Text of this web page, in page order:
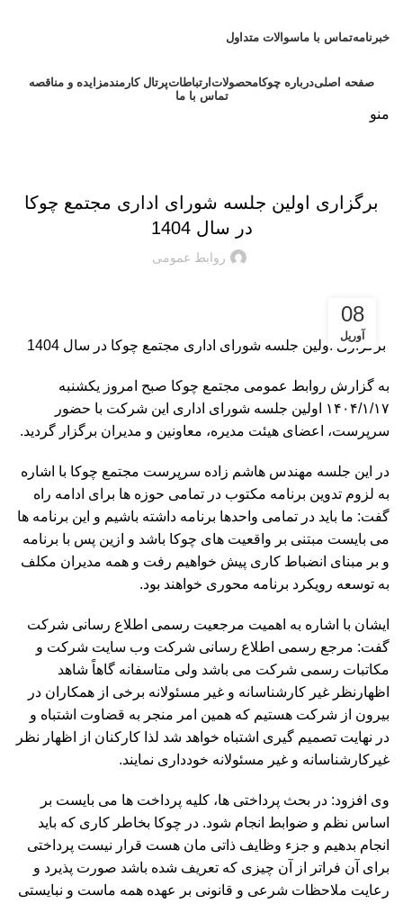
خبرنامهتماس با ماسوالات متداول
صفحه اصلیدرباره چوکامحصولات ارتباطاتپرتال کارمندمزایده و مناقصه
تماس با ما
منو
برگزاری اولین جلسه شورای اداری مجتمع چوکا
در سال 1404
روابط عمومی
08
آوریل
️ برگزاری اولین جلسه شورای اداری مجتمع چوکا در سال 1404
به گزارش روابط عمومی مجتمع چوکا صبح امروز یکشنبه
۱۴۰۴/۱/۱۷ اولین جلسه شورای اداری این شرکت با حضور
سرپرست، اعضای هیئت مدیره، معاونین و مدیران برگزار گردید.
در این جلسه مهندس هاشم زاده سرپرست مجتمع چوکا با اشاره
به لزوم تدوین برنامه مکتوب در تمامی حوزه ها برای ادامه راه
گفت: ما باید در تمامی واحدها برنامه داشته باشیم و این برنامه ها
می بایست مبتنی بر واقعیت های چوکا باشد و ازین پس با برنامه
و بر مبنای انضباط کاری پیش خواهیم رفت و همه مدیران مکلف
به توسعه رویکرد برنامه محوری خواهند بود.
ایشان با اشاره به اهمیت مرجعیت رسمی اطلاع رسانی شرکت
گفت: مرجع رسمی اطلاع رسانی شرکت وب سایت شرکت و
مکاتبات رسمی شرکت می باشد ولی متاسفانه گاهاً شاهد
اظهارنظر غیر کارشناسانه و غیر مسئولانه برخی از همکاران در
بیرون از شرکت هستیم که همین امر منجر به قضاوت اشتباه و
در نهایت تصمیم گیری اشتباه خواهد شد لذا کارکنان از اظهار نظر
غیرکارشناسانه و غیر مسئولانه خودداری نمایند.
وی افزود: در بحث پرداختی ها، کلیه پرداخت ها می بایست بر
اساس نظم و ضوابط انجام شود. در چوکا بخاطر کاری که باید
انجام بدهیم و جزء وظایف ذاتی مان هست قرار نیست پرداختی
برای آن فراتر از آن چیزی که تعریف شده باشد صورت پذیرد و
رعایت ملاحظات شرعی و قانونی بر عهده همه ماست و نبایستی